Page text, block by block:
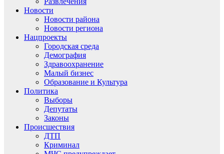
Новости
Новости района
Новости региона
Нацпроекты
Городская среда
Демография
Здравоохранение
Малый бизнес
Образование и Культура
Политика
Выборы
Депутаты
Законы
Происшествия
ДТП
Криминал